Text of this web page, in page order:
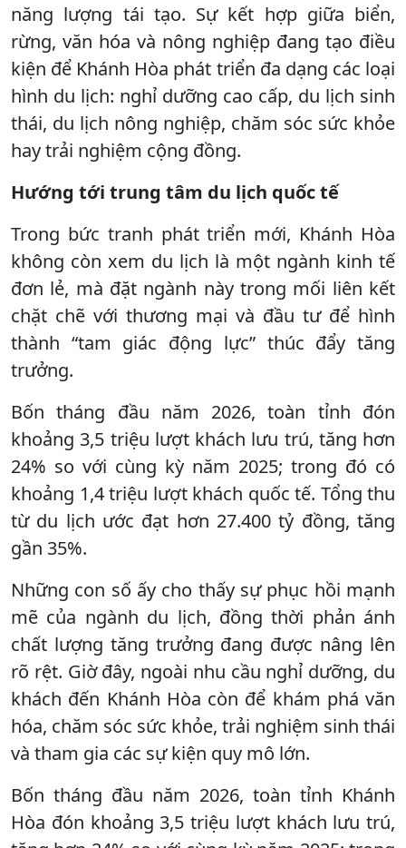
năng lượng tái tạo. Sự kết hợp giữa biển,
rừng, văn hóa và nông nghiệp đang tạo điều
kiện để Khánh Hòa phát triển đa dạng các loại
hình du lịch: nghỉ dưỡng cao cấp, du lịch sinh
thái, du lịch nông nghiệp, chăm sóc sức khỏe
hay trải nghiệm cộng đồng.
Hướng tới trung tâm du lịch quốc tế
Trong bức tranh phát triển mới, Khánh Hòa
không còn xem du lịch là một ngành kinh tế
đơn lẻ, mà đặt ngành này trong mối liên kết
chặt chẽ với thương mại và đầu tư để hình
thành “tam giác động lực” thúc đẩy tăng
trưởng.
Bốn tháng đầu năm 2026, toàn tỉnh đón
khoảng 3,5 triệu lượt khách lưu trú, tăng hơn
24% so với cùng kỳ năm 2025; trong đó có
khoảng 1,4 triệu lượt khách quốc tế. Tổng thu
từ du lịch ước đạt hơn 27.400 tỷ đồng, tăng
gần 35%.
Những con số ấy cho thấy sự phục hồi mạnh
mẽ của ngành du lịch, đồng thời phản ánh
chất lượng tăng trưởng đang được nâng lên
rõ rệt. Giờ đây, ngoài nhu cầu nghỉ dưỡng, du
khách đến Khánh Hòa còn để khám phá văn
hóa, chăm sóc sức khỏe, trải nghiệm sinh thái
và tham gia các sự kiện quy mô lớn.
Bốn tháng đầu năm 2026, toàn tỉnh Khánh
Hòa đón khoảng 3,5 triệu lượt khách lưu trú,